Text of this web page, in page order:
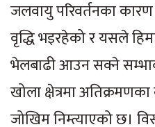
जलवायु परिवर्तनका कारण
वृद्धि भइरहेको र यसले
भेलबाढी आउन सक्ने
खोला क्षेत्रमा
जोखिम निम्त्याएको छ।